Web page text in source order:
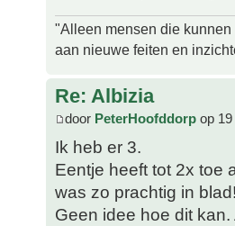
"Alleen mensen die
aan nieuwe feiten en
Re: Albizia
door PeterHoofddorp op
Ik heb er 3.
Eentje heeft tot 2x toe
was zo prachtig in
Geen idee hoe dit